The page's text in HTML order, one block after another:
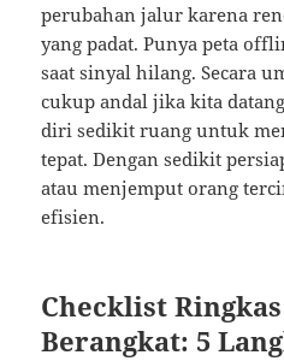
perubahan jalur karena
yang padat. Punya peta
saat sinyal hilang. Secara
cukup andal jika kita
diri sedikit ruang untuk
tepat. Dengan sedikit
atau menjemput orang
efisien.
Checklist
Berangkat: 5